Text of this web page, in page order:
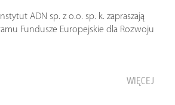
ADN sp. z o.o. sp. k. zapraszają
Fundusze Europejskie dla Rozwoju
WIĘCEJ